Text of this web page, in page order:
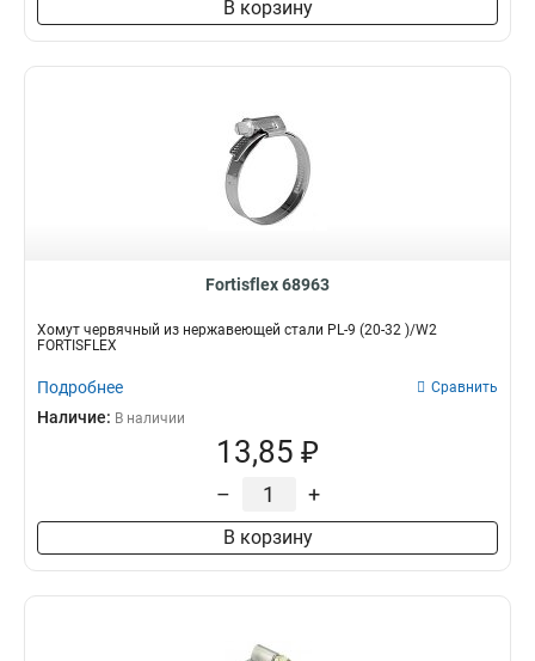
В корзину
Fortisflex 68963
Хомут червячный из нержавеющей стали PL-9 (20-32 )/W2
FORTISFLEX
Подробнее Сравнить
Наличие: В наличии
13,85 ₽
– +
В корзину